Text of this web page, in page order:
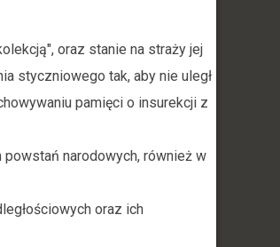
oraz stanie na straży jej
styczniowego tak, aby nie uległ
pamięci o insurekcji z
narodowych, również w
oraz ich